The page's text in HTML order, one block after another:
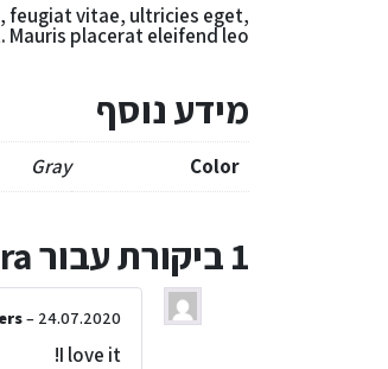
feugiat vitae, ultricies eget,
placerat eleifend leo.
מידע נוסף
Color
Gray
1 ביקורת עבור
– 24.07.2020
I love it!